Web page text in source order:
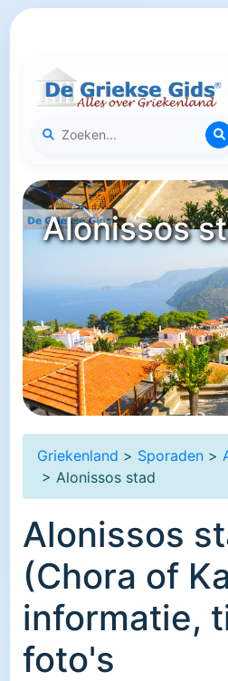
Alonissos
Griekenland > Sporaden >
> Alonissos stad
Alonissos
(Chora of
informatie,
foto's